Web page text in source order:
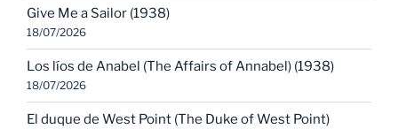
Give Me a Sailor (1938)
18/07/2026
Los líos de Anabel (The Affairs of Annabel) (1938)
18/07/2026
El duque de West Point (The Duke of West Point)